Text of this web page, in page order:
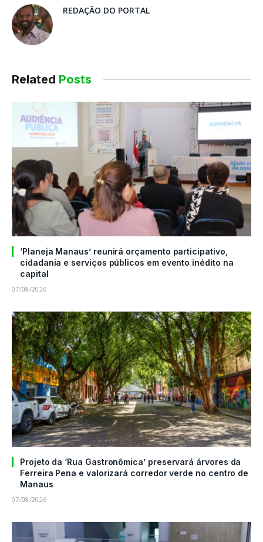
REDAÇÃO DO PORTAL
Related Posts
‘Planeja Manaus’ reunirá orçamento participativo,
cidadania e serviços públicos em evento inédito na
capital
07/08/2026
Projeto da ‘Rua Gastronômica’ preservará árvores da
Ferreira Pena e valorizará corredor verde no centro de
Manaus
07/08/2026